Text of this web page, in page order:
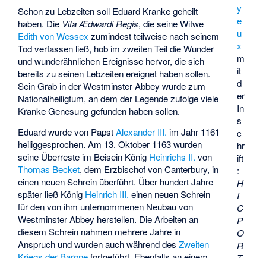
y
e
u
x
m
it
d
er
In
s
c
hr
ift
:
H
I
C
P
O
R
Schon zu Lebzeiten soll Eduard Kranke geheilt
haben. Die Vita Ædwardi Regis, die seine Witwe
Edith von Wessex zumindest teilweise nach seinem
Tod verfassen ließ, hob im zweiten Teil die Wunder
und wunderähnlichen Ereignisse hervor, die sich
bereits zu seinen Lebzeiten ereignet haben sollen.
Sein Grab in der Westminster Abbey wurde zum
Nationalheiligtum, an dem der Legende zufolge viele
Kranke Genesung gefunden haben sollen.
Eduard wurde von PapstAlexander III. im Jahr 1161
heiliggesprochen. Am 13. Oktober 1163 wurden
seine Überreste im Beisein König Heinrichs II. von
Thomas Becket, dem Erzbischof von Canterbury, in
einen neuen Schrein überführt. Über hundert Jahre
später ließ König Heinrich III. einen neuen Schrein
für den von ihm unternommenen Neubau von
Westminster Abbey herstellen. Die Arbeiten an
diesem Schrein nahmen mehrere Jahre in
Anspruch und wurden auch während desZweiten